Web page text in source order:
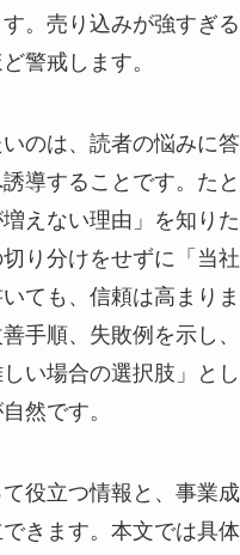
。売り込みが強すぎ
警戒します。
のは、読者の悩みに
導することです。た
えない理由」を知り
り分けをせずに「当
ても、信頼は高まり
手順、失敗例を示し
しい場合の選択肢」と
然です。
役立つ情報と、事業
きます。本文では具